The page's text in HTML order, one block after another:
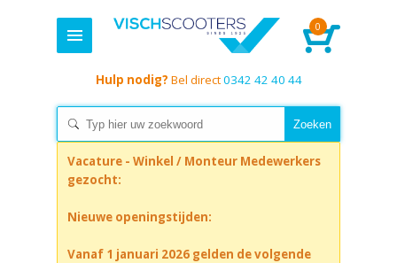
0
Hulp nodig? Bel direct0342 42 40 44
Vacature - Winkel / Monteur Medewerkers
gezocht:
Nieuwe openingstijden:
Vanaf 1 januari 2026 gelden de volgende